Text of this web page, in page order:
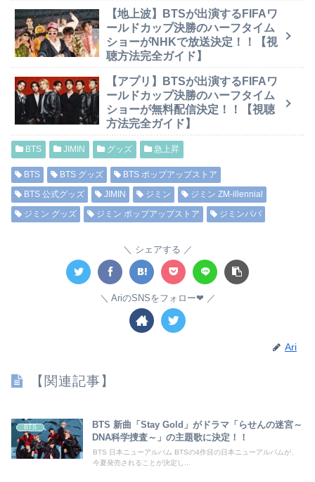
【地上波】BTSが出演するFIFAワ
ールドカップ決勝のハーフタイム
ショーがNHKで放送決定！！【視
聴方法完全ガイド】
【アプリ】BTSが出演するFIFAワ
ールドカップ決勝のハーフタイム
ショーが無料配信決定！！【視聴
方法完全ガイド】
BTS JIMIN グッズ 急上昇
BTS BTS グッズ
BTS ポップアップストア
BTS 公式グッズ
JIMIN ジミン
ジミン ZM-illennial
ジミン グッズ
ジミン ポップアップストア ジミンパパ
シェアする
AriのSNSをフォロー❤︎
Ari
【関連記事】
BTS
BTS 新曲「Stay Gold」がドラマ「らせんの迷宮～
DNA科学捜査～」の主題歌に決定！！
BTS 日本ニューアルバム BTSの4作目の日本ニューアルバムが、
今夏発売されることが決定し...